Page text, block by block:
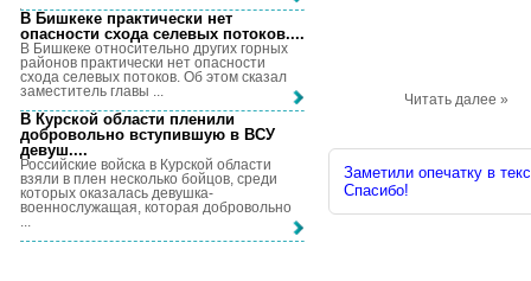
Читать далее »
Заметили опечатку в
Спасибо!
В Бишкеке практически нет
опасности схода селевых потоков....
В Бишкеке относительно других горных
районов практически нет опасности
схода селевых потоков. Об этом сказал
заместитель главы ...
В Курской области пленили
добровольно вступившую в ВСУ
девуш....
Российские войска в Курской области
взяли в плен несколько бойцов, среди
которых оказалась девушка-
военнослужащая, которая добровольно
...